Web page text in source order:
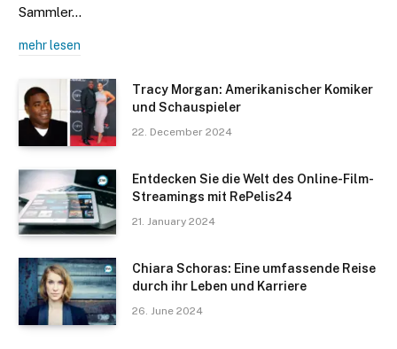
Sammler…
mehr lesen
Tracy Morgan: Amerikanischer Komiker
und Schauspieler
22. December 2024
Entdecken Sie die Welt des Online-Film-
Streamings mit RePelis24
21. January 2024
Chiara Schoras: Eine umfassende Reise
durch ihr Leben und Karriere
26. June 2024